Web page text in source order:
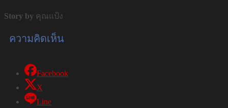
Story by คุณแป้ง
ความคิดเห็น
Facebook
X
Line